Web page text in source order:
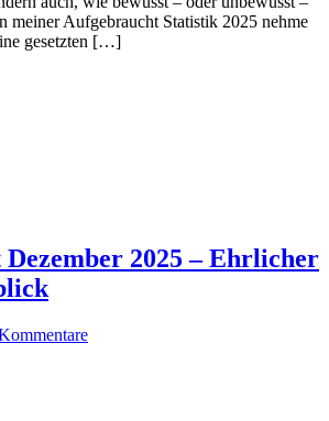
meiner Aufgebraucht Statistik 2025 nehme
gesetzten […]
2025 – Ehrlicher